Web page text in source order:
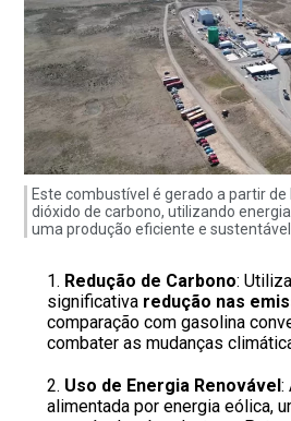
Este combustível é gerado a partir
dióxido de carbono, utilizando
uma produção eficiente e
Redução de Carbono:
significativa redução nas
comparação com gasolina
combater as mudanças
Uso de Energia Renovável:
alimentada por energia eólica,